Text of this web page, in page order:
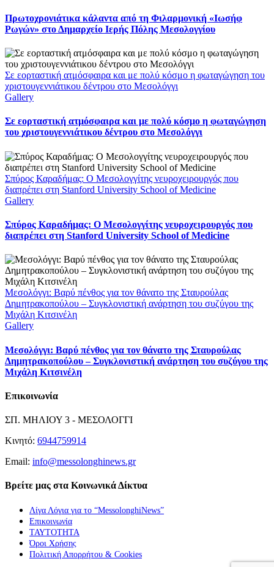
Πρωτοχρονιάτικα κάλαντα από τη Φιλαρμονική «Ιωσήφ
Ρωγών» στο Δημαρχείο Ιερής Πόλης Μεσολογγίου
Σε εορταστική ατμόσφαιρα και με πολύ κόσμο η φωταγώγηση του
χριστουγεννιάτικου δέντρου στο Μεσολόγγι
Gallery
Σε εορταστική ατμόσφαιρα και με πολύ κόσμο η φωταγώγηση
του χριστουγεννιάτικου δέντρου στο Μεσολόγγι
Σπύρος Καραδήμας: Ο Μεσολογγίτης νευροχειρουργός που
διαπρέπει στη Stanford University School of Medicine
Gallery
Σπύρος Καραδήμας: Ο Μεσολογγίτης νευροχειρουργός που
διαπρέπει στη Stanford University School of Medicine
Μεσολόγγι: Βαρύ πένθος για τον θάνατο της Σταυρούλας
Δημητρακοπούλου – Συγκλονιστική ανάρτηση του συζύγου της
Μιχάλη Κιτσινέλη
Gallery
Μεσολόγγι: Βαρύ πένθος για τον θάνατο της Σταυρούλας
Δημητρακοπούλου – Συγκλονιστική ανάρτηση του συζύγου της
Μιχάλη Κιτσινέλη
Επικοινωνία
ΣΠ. ΜΗΛΙΟΥ 3 - ΜΕΣΟΛΟΓΓΙ
Κινητό: 6944759914
Email: info@messolonghinews.gr
Βρείτε μας στα Κοινωνικά Δίκτυα
Λίγα Λόγια για το “MessolonghiNews”
Επικοινωνία
ΤΑΥΤΟΤΗΤΑ
Όροι Χρήσης
Πολιτική Απορρήτου & Cookies